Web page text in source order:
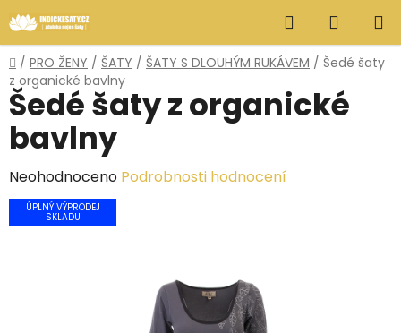
na
obsah
Hledat
KOŠÍK
Domů
/ PRO ŽENY / ŠATY / ŠATY S DLOUHÝM RUKÁVEM / Šedé šaty
z organické bavlny
Šedé šaty z organické
bavlny
Průměrné
hodnocení
produktu
Neohodnoceno Podrobnosti hodnocení
ÚPLNÝ VÝPRODEJ
SKLADU